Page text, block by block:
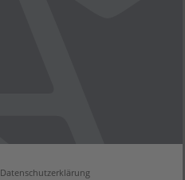
Datenschutzerklärung